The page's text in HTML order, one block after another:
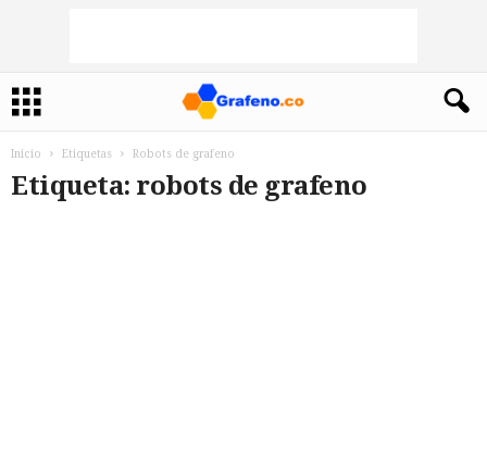
Inicio Etiquetas Robots de grafeno
Etiqueta: robots de grafeno